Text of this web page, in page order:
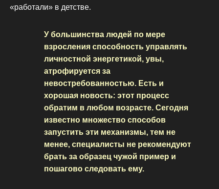
«работали» в детстве.
У большинства людей по мере
взросления способность управлять
личностной энергетикой, увы,
атрофируется за
невостребованностью. Есть и
хорошая новость: этот процесс
обратим в любом возрасте. Сегодня
известно множество способов
запустить эти механизмы, тем не
менее, специалисты не рекомендуют
брать за образец чужой пример и
пошагово следовать ему.